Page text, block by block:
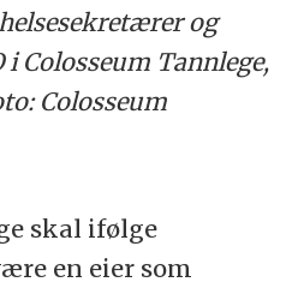
og
i Colosseum Tannlege,
Colosseum
skal ifølge
en eier som